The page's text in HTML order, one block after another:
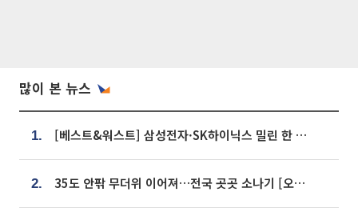
많이 본 뉴스
1. [베스트&워스트] 삼성전자·SK하이닉스 밀린 한 주…상상인증권은 85% 급등
2. 35도 안팎 무더위 이어져…전국 곳곳 소나기 [오늘 날씨]